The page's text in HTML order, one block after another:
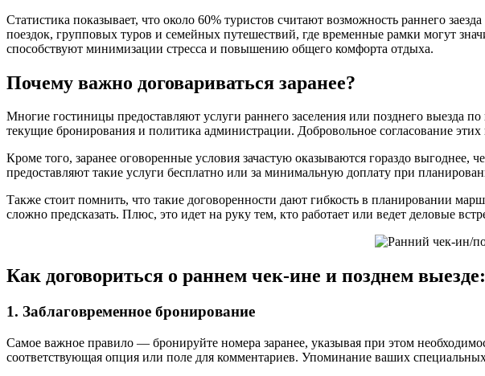
Статистика показывает, что около 60% туристов считают возможность раннего
поездок, групповых туров и семейных путешествий, где временные рамки могут
способствуют минимизации стресса и повышению общего комфорта отдыха.
Почему важно договариваться заранее?
Многие гостиницы предоставляют услуги раннего заселения или позднего выезда
текущие бронирования и политика администрации. Добровольное согласование этих
Кроме того, заранее оговоренные условия зачастую оказываются гораздо
предоставляют такие услуги бесплатно или за минимальную доплату при
Также стоит помнить, что такие договоренности дают гибкость в планировании
сложно предсказать. Плюс, это идет на руку тем, кто работает или ведет деловые
Как договориться о раннем чек-ине и позднем
1. Заблаговременное бронирование
Самое важное правило — бронируйте номера заранее, указывая при этом
соответствующая опция или поле для комментариев. Упоминание ваших